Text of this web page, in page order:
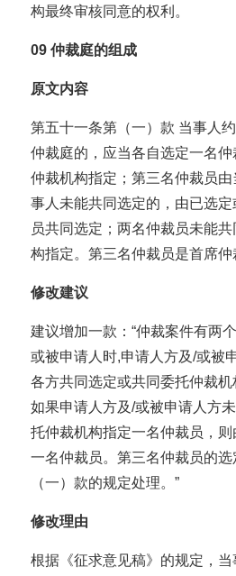
构最终审核同意的权利。
09 仲裁庭的组成
原文内容
第五十一条第（一）款 当事人
仲裁庭的，应当各自选定一名
仲裁机构指定；第三名仲裁员
事人未能共同选定的，由已选
员共同选定；两名仲裁员未能
构指定。第三名仲裁员是首席仲
修改建议
建议增加一款：“仲裁案件有两
或被申请人时,申请人方及/或被
各方共同选定或共同委托仲裁机
如果申请人方及/或被申请人方
托仲裁机构指定一名仲裁员，
一名仲裁员。第三名仲裁员的
（一）款的规定处理。”
修改理由
根据《征求意见稿》的规定，